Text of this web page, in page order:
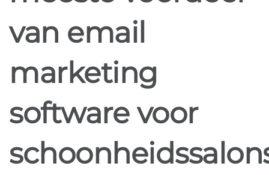
van email
marketing
software voor